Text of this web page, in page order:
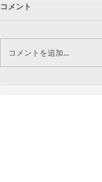
コメント
コメントを追加…